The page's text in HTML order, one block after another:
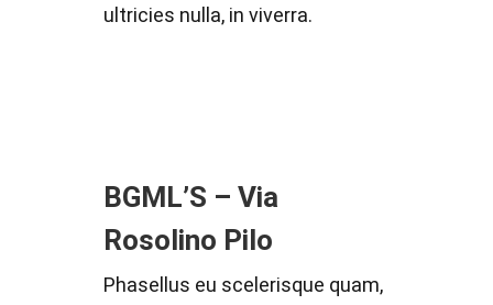
ultricies nulla, in viverra.
BGML’S – Via
Rosolino Pilo
Phasellus eu scelerisque quam,